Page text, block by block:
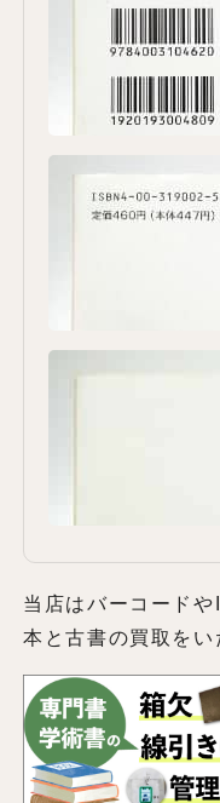
当店はバーコード
本と古書の買取をい